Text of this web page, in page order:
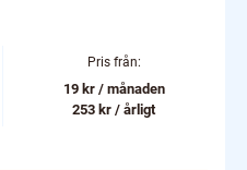
Pris från:
19 kr / månaden
253 kr / årligt